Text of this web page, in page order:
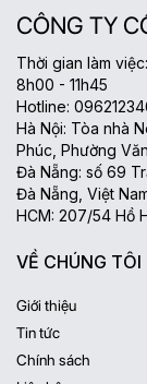
CÔNG TY
Thời gian làm
8h00 - 11h45
Hotline:
Hà Nội: Tòa nhà
Phúc, Phường
Đà Nẵng: số 69
Đà Nẵng, Việt
HCM: 207/54 Hồ
VỀ CHÚNG TÔI
Giới thiệu
Tin tức
Chính sách